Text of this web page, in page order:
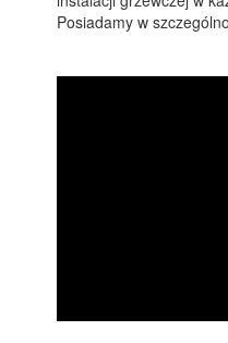
Posiadamy w